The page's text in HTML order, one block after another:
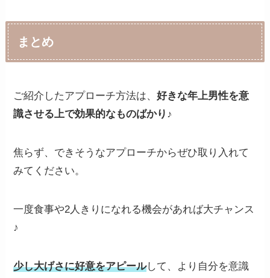
まとめ
ご紹介したアプローチ方法は、好きな年上男性を意
識させる上で効果的なものばかり♪
焦らず、できそうなアプローチからぜひ取り入れて
みてください。
一度食事や2人きりになれる機会があれば大チャンス
♪
少し大げさに好意をアピールして、より自分を意識